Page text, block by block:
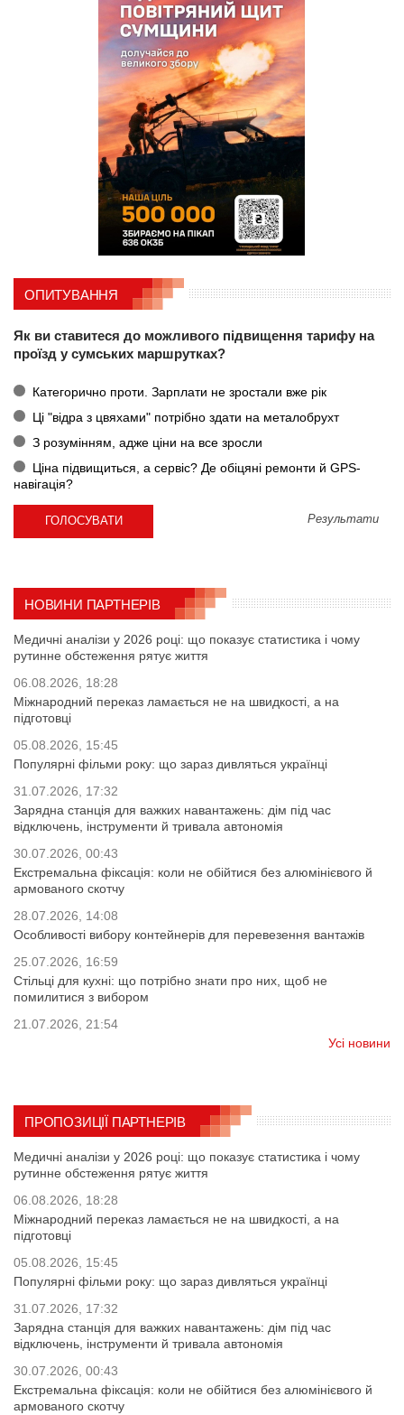
ОПИТУВАННЯ
Як ви ставитеся до можливого підвищення тарифу на
проїзд у сумських маршрутках?
Категорично проти. Зарплати не зростали вже рік
Ці "відра з цвяхами" потрібно здати на металобрухт
З розумінням, адже ціни на все зросли
Ціна підвищиться, а сервіс? Де обіцяні ремонти й GPS-
навігація?
Результати
НОВИНИ ПАРТНЕРІВ
Медичні аналізи у 2026 році: що показує статистика і чому
рутинне обстеження рятує життя
06.08.2026, 18:28
Міжнародний переказ ламається не на швидкості, а на
підготовці
05.08.2026, 15:45
Популярні фільми року: що зараз дивляться українці
31.07.2026, 17:32
Зарядна станція для важких навантажень: дім під час
відключень, інструменти й тривала автономія
30.07.2026, 00:43
Екстремальна фіксація: коли не обійтися без алюмінієвого й
армованого скотчу
28.07.2026, 14:08
Особливості вибору контейнерів для перевезення вантажів
25.07.2026, 16:59
Стільці для кухні: що потрібно знати про них, щоб не
помилитися з вибором
21.07.2026, 21:54
Усі новини
ПРОПОЗИЦІЇ ПАРТНЕРІВ
Медичні аналізи у 2026 році: що показує статистика і чому
рутинне обстеження рятує життя
06.08.2026, 18:28
Міжнародний переказ ламається не на швидкості, а на
підготовці
05.08.2026, 15:45
Популярні фільми року: що зараз дивляться українці
31.07.2026, 17:32
Зарядна станція для важких навантажень: дім під час
відключень, інструменти й тривала автономія
30.07.2026, 00:43
Екстремальна фіксація: коли не обійтися без алюмінієвого й
армованого скотчу